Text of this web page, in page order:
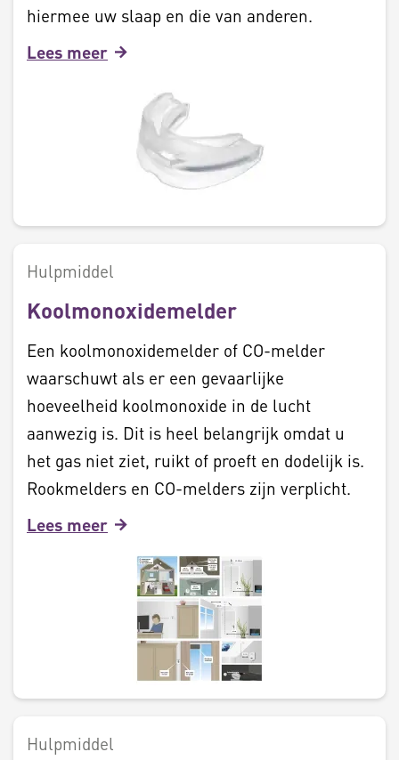
hiermee uw slaap en die van anderen.
Lees meer
Hulpmiddel
Koolmonoxidemelder
Een koolmonoxidemelder of CO-melder
waarschuwt als er een gevaarlijke
hoeveelheid koolmonoxide in de lucht
aanwezig is. Dit is heel belangrijk omdat u
het gas niet ziet, ruikt of proeft en dodelijk is.
Rookmelders en CO-melders zijn verplicht.
Lees meer
Hulpmiddel